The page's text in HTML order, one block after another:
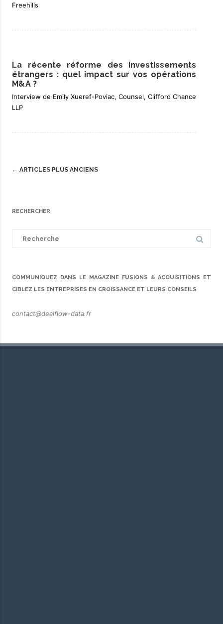
Freehills
La récente réforme des investissements
étrangers : quel impact sur vos opérations
M&A ?
Interview de Emily Xueref-Poviac, Counsel, Clifford Chance
LLP
Post
← ARTICLES PLUS ANCIENS
RECHERCHER
COMMUNIQUEZ DANS LE MAGAZINE FUSIONS & ACQUISITIONS ET
CIBLEZ LES ENTREPRISES EN CROISSANCE ET LEURS CONSEILS
contact@dealflow-data.fr